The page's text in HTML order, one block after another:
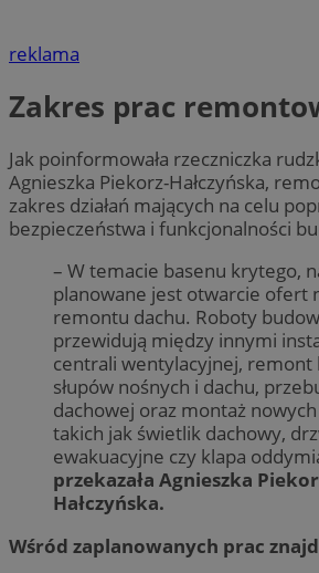
reklama
Zakres prac
Jak poinformowała rzeczniczka
Agnieszka Piekorz-Hałczyńska,
zakres działań mających na celu
bezpieczeństwa i funkcjonalności
– W temacie basenu krytego,
planowane jest otwarcie ofert
remontu dachu. Roboty
przewidują między innymi
centrali wentylacyjnej, remont
słupów nośnych i dachu,
dachowej oraz montaż
takich jak świetlik dachowy,
ewakuacyjne czy klapa
przekazała Agnieszka
Hałczyńska.
Wśród zaplanowanych prac